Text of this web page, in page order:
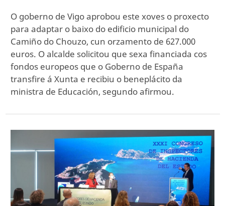
O goberno de Vigo aprobou este xoves o proxecto
para adaptar o baixo do edificio municipal do
Camiño do Chouzo, cun orzamento de 627.000
euros. O alcalde solicitou que sexa financiada cos
fondos europeos que o Goberno de España
transfire á Xunta e recibiu o beneplácito da
ministra de Educación, segundo afirmou.